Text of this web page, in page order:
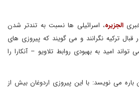
الجزیره، اسرائیلی ها نسبت به تندتر شدن
ترکیه نگرانند و می گویند که پیروزی های
امید به بهبودی روابط تلاویو – آنکارا را
باره می نویسد: با این پیروزی اردوغان بیش از